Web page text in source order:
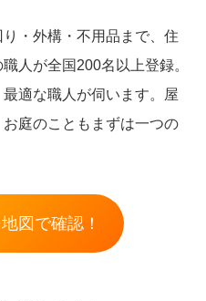
・外構・不用品まで、住
人が全国200名以上登録。
適な職人が伺います。屋
庭のこともまずは一つの
図で確認！